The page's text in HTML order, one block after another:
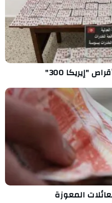
300"
المعوزة